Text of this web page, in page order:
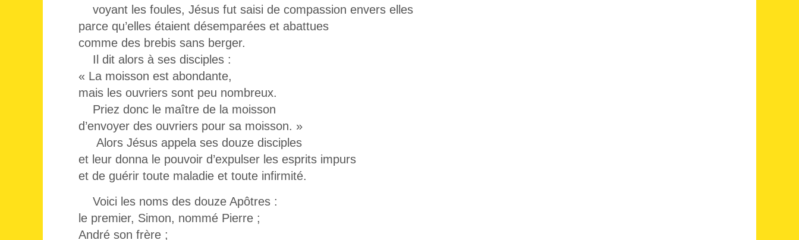
voyant les foules, Jésus fut saisi de compassion envers elles
parce qu’elles étaient désemparées et abattues
comme des brebis sans berger.
Il dit alors à ses disciples :
« La moisson est abondante,
mais les ouvriers sont peu nombreux.
Priez donc le maître de la moisson
d’envoyer des ouvriers pour sa moisson. »
Alors Jésus appela ses douze disciples
et leur donna le pouvoir d’expulser les esprits impurs
et de guérir toute maladie et toute infirmité.
Voici les noms des douze Apôtres :
le premier, Simon, nommé Pierre ;
André son frère ;